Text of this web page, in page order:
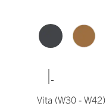
|
Vita (W30 - W42)